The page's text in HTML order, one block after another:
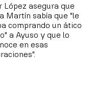
López asegura que
Martín sabía que "le
comprando un ático
a Ayuso y que lo
en esas